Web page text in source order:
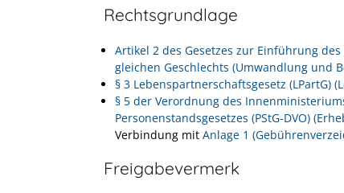
Rechtsgrundlage
Artikel 2 des Gesetzes zur Einführung
gleichen Geschlechts (Umwandlung und
§ 3 Lebenspartnerschaftsgesetz (LPartG)
§ 5 der Verordnung des
Personenstandsgesetzes (PStG-DVO)
Verbindung mit Anlage 1
Freigabevermerk